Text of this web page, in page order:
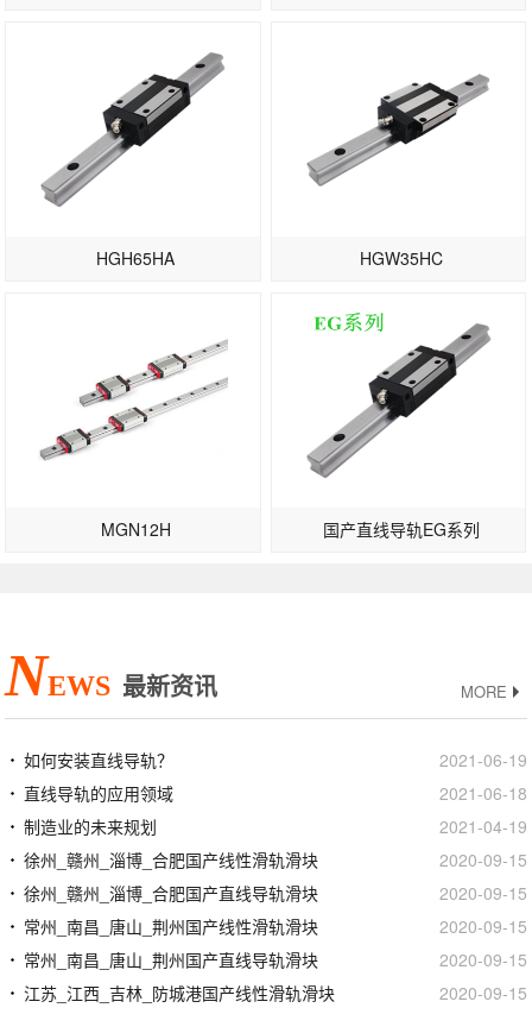
HGH65HA HGW35HC
MGN12H 国产直线导轨EG系列
NEWS 最新资讯 MORE
如何安装直线导轨？
2021-06-19
直线导轨的应用领域
2021-06-18
制造业的未来规划
2021-04-19
徐州_赣州_淄博_合肥国产线性滑轨滑块
2020-09-15
徐州_赣州_淄博_合肥国产直线导轨滑块
2020-09-15
常州_南昌_唐山_荆州国产线性滑轨滑块
2020-09-15
常州_南昌_唐山_荆州国产直线导轨滑块
2020-09-15
江苏_江西_吉林_防城港国产线性滑轨滑块
2020-09-15